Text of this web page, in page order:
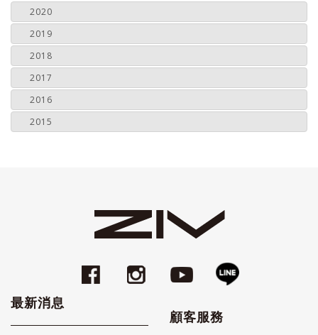
2020
2019
2018
2017
2016
2015
最新消息
顧客服務